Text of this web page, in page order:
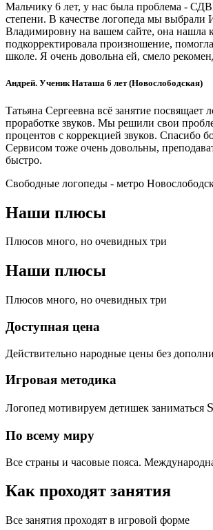
Мальчику 6 лет, у нас была проблема -
степени. В качестве логопеда мы выбрали
Владимировну на вашем сайте, она нашла
подкорректировала произношение,
школе. Я очень довольна ей, смело
Андрей. Ученик Наташа 6 лет (Новослободская)
Татьяна Сергеевна всё занятие посвящает
проработке звуков. Мы решили свои
процентов с коррекцией звуков. Спасибо
Сервисом тоже очень довольны,
быстро.
Свободные логопеды - метро
Наши плюсы
Плюсов много, но очевидных три
Наши плюсы
Плюсов много, но очевидных три
Доступная цена
Действительно народные цены без
Игровая методика
Логопед мотивируем детишек заниматься
По всему миру
Все страны и часовые пояса.
Как проходят занятия
Все занятия проходят в игровой форме